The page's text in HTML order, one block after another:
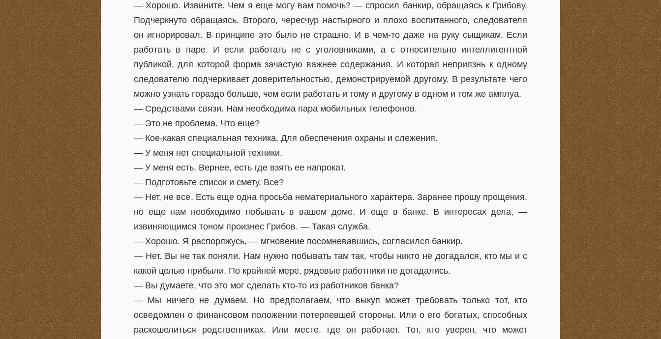
— Хорошо. Извините. Чем я еще могу вам помочь? — спросил банкир, обращаясь к Грибову.
Подчеркнуто обращаясь. Второго, чересчур настырного и плохо воспитанного, следователя
он игнорировал. В принципе это было не страшно. И в чем-то даже на руку сыщикам. Если
работать в паре. И если работать не с уголовниками, а с относительно интеллигентной
публикой, для которой форма зачастую важнее содержания. И которая неприязнь к одному
следователю подчеркивает доверительностью, демонстрируемой другому. В результате чего
можно узнать гораздо больше, чем если работать и тому и другому в одном и том же амплуа.
— Средствами связи. Нам необходима пара мобильных телефонов.
— Это не проблема. Что еще?
— Кое-какая специальная техника. Для обеспечения охраны и слежения.
— У меня нет специальной техники.
— У меня есть. Вернее, есть где взять ее напрокат.
— Подготовьте список и смету. Все?
— Нет, не все. Есть еще одна просьба нематериального характера. Заранее прошу прощения,
но еще нам необходимо побывать в вашем доме. И еще в банке. В интересах дела, —
извиняющимся тоном произнес Грибов. — Такая служба.
— Хорошо. Я распоряжусь, — мгновение посомневавшись, согласился банкир.
— Нет. Вы не так поняли. Нам нужно побывать там так, чтобы никто не догадался, кто мы и с
какой целью прибыли. По крайней мере, рядовые работники не догадались.
— Вы думаете, что это мог сделать кто-то из работников банка?
— Мы ничего не думаем. Но предполагаем, что выкуп может требовать только тот, кто
осведомлен о финансовом положении потерпевшей стороны. Или о его богатых, способных
раскошелиться родственниках. Или месте, где он работает. Тот, кто уверен, что может